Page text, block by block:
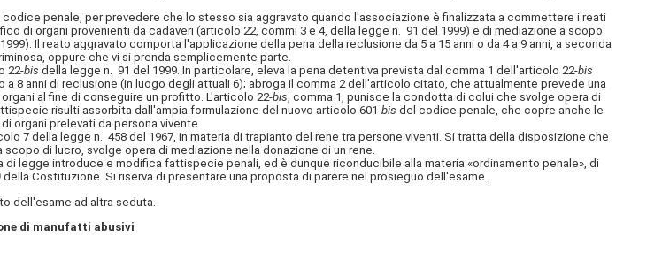
penale, per prevedere che lo stesso sia aggravato quando l'associazione è finalizzata a commettere i reati
di organi provenienti da cadaveri (articolo 22, commi 3 e 4, della legge n. 91 del 1999) e di mediazione a scopo
Il reato aggravato comporta l'applicazione della pena della reclusione da 5 a 15 anni o da 4 a 9 anni, a seconda
oppure che vi si prenda semplicemente parte.
22-bis della legge n. 91 del 1999. In particolare, eleva la pena detentiva prevista dal comma 1 dell'articolo 22-bis
8 anni di reclusione (in luogo degli attuali 6); abroga il comma 2 dell'articolo citato, che attualmente prevede una
al fine di conseguire un profitto. L'articolo 22-bis, comma 1, punisce la condotta di colui che svolge opera di
risulti assorbita dall'ampia formulazione del nuovo articolo 601-bis del codice penale, che copre anche le
organi prelevati da persona vivente.
7 della legge n. 458 del 1967, in materia di trapianto del rene tra persone viventi. Si tratta della disposizione che
di lucro, svolge opera di mediazione nella donazione di un rene.
introduce e modifica fattispecie penali, ed è dunque riconducibile alla materia «ordinamento penale», di
della Costituzione. Si riserva di presentare una proposta di parere nel prosieguo dell'esame.
dell'esame ad altra seduta.
di manufatti abusivi